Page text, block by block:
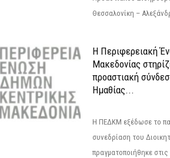
Θεσσαλονίκη –
Η Περιφερειακή
Μακεδονίας
προαστιακή
Ημαθίας...
Η ΠΕΔΚΜ εξέδωσε το
συνεδρίαση του
πραγματοποιήθηκε